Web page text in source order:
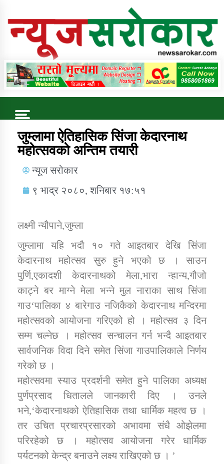
Online News Portal
Trending Now
कुषि बिकास कार्यालय जुम्ला सुचना सन्देश
डिभिजन कार्यालय जुम्लाको सुचना सन्देश
कर्णाली प्रविधि शिक्षालय जुम्लाको सुचना
जुम्लामा ऐतिहासिक सिंजा केदारनाथ
महोत्सवको अन्तिम तयारी
न्यूज सरोकार
९ भाद्र २०८०, शनिबार १७:५१
लक्ष्मी न्यौपाने,जुम्ला
जुम्लामा यहि भदौ १० गते आइतबार देखि सिंजा
केदारनाथ महोत्सव सुरु हुने भएको छ । साउन
पुर्णि,एकादशी केदारनाथको मेला,भारा न्हान्य,गौजो
काट्ने बर माग्ने मेला भन्ने मुल नाराका साथ सिंजा
गाउ‘पालिका ४ बारेगाउ नजिकैको केदारनाथ मन्दिरमा
महोत्सवको आयोजना गरिएको हो । महोत्सव ३ दिन
सम्म चल्नेछ । महोत्सव सन्चालन गर्न भन्दै आइतबार
सार्वजनिक विदा दिने समेत सिंजा गाउपालिकाले निर्णय
गरेको छ ।
महोत्सवमा स्याउ प्रदर्शनी समेत हुने पालिका अध्यक्ष
पुर्णप्रसाद धितालले जानकारी दिए । उनले
भने,‘केदारनाथको ऐतिहासिक तथा धार्मिक महत्व छ ।
तर उचित प्रचारप्रसारको अभावमा संधै ओझेलमा
परिरहेको छ । महोत्सव आयोजना गरेर धार्मिक
पर्यटनको केन्द्र बनाउने लक्ष्य राखिएको छ । ’